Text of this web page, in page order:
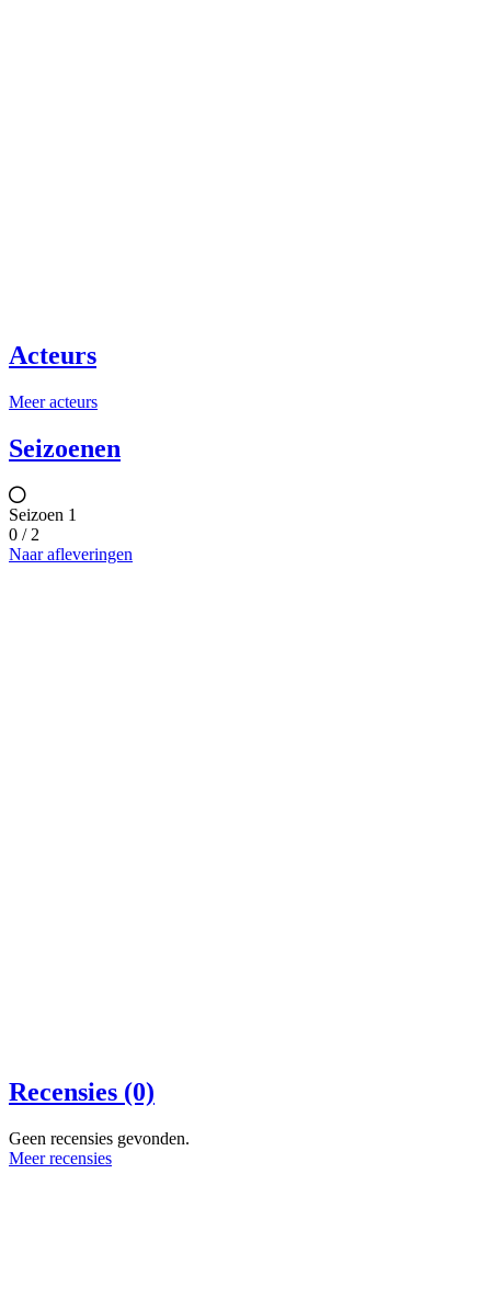
Acteurs
Meer acteurs
Seizoenen
Seizoen 1
0 / 2
Naar afleveringen
Recensies (0)
Geen recensies gevonden.
Meer recensies